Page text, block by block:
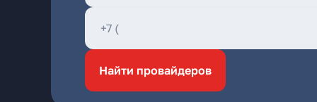
Найти провайдеров